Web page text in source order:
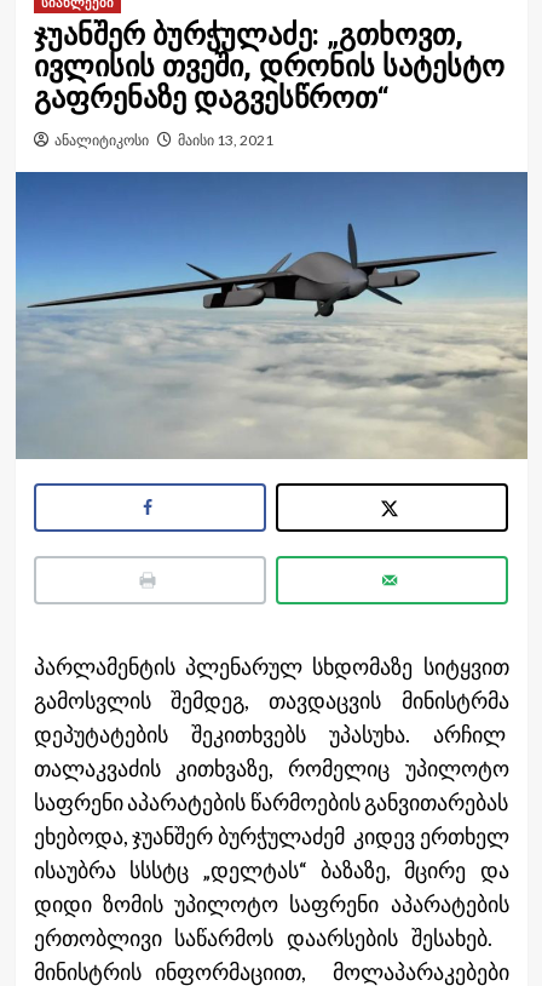
ჯუანშერ ბურჭულაძე: „გთხოვთ,
ივლისის თვეში, დრონის სატესტო
გაფრენაზე დაგვესწროთ“
ანალიტიკოსი მაისი 13, 2021
პარლამენტის პლენარულ სხდომაზე სიტყვით
გამოსვლის შემდეგ, თავდაცვის მინისტრმა
დეპუტატების შეკითხვებს უპასუხა. არჩილ
თალაკვაძის კითხვაზე, რომელიც უპილოტო
საფრენი აპარატების წარმოების განვითარებას
ეხებოდა, ჯუანშერ ბურჭულაძემ კიდევ ერთხელ
ისაუბრა სსსტც „დელტას“ ბაზაზე, მცირე და
დიდი ზომის უპილოტო საფრენი აპარატების
ერთობლივი საწარმოს დაარსების შესახებ.
მინისტრის ინფორმაციით, მოლაპარაკებები